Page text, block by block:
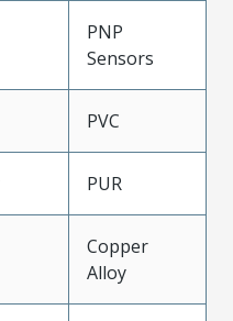
PNP
Sensors
PVC
PUR
Copper
Alloy